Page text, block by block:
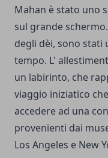
Mahan è stato uno
sul grande
degli dèi, sono
tempo. L'
un labirinto, che
viaggio iniziatico
accedere ad una
provenienti dai
Los Angeles e New